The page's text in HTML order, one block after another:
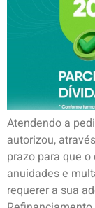
Atendendo a
autorizou,
prazo para que
anuidades e
requerer a sua